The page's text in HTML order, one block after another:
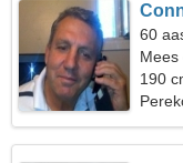
60
Mees
190